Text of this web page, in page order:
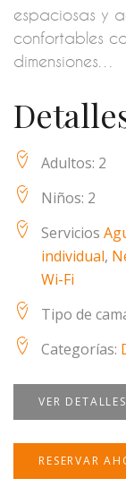
espaciosas y
confortables
dimensiones…
Adultos: 2
Niños: 2
Servicios
individual,
Wi-Fi
Tipo de
Categorías:
VER DETALLES
RESERVAR